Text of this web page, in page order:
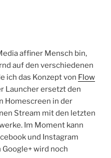
affiner Mensch bin,
auf den verschiedenen
ich das Konzept von Flow
Launcher ersetzt den
Homescreen in der
Stream mit den letzten
Im Moment kann
und Instagram
wird noch